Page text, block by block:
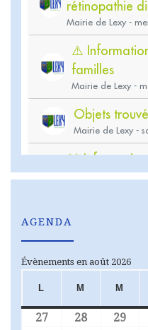
AGENDA
Évènements en août 2026
L LUNDIM MARDI
M
27 27 juillet 2026
28 28 juillet
29